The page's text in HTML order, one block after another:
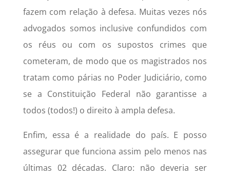
fazem com relação à defesa. Muitas vezes nós
advogados somos inclusive confundidos com
os réus ou com os supostos crimes que
cometeram, de modo que os magistrados nos
tratam como párias no Poder Judiciário, como
se a Constituição Federal não garantisse a
todos (todos!) o direito à ampla defesa.
Enfim, essa é a realidade do país. E posso
assegurar que funciona assim pelo menos nas
últimas 02 décadas. Claro: não deveria ser